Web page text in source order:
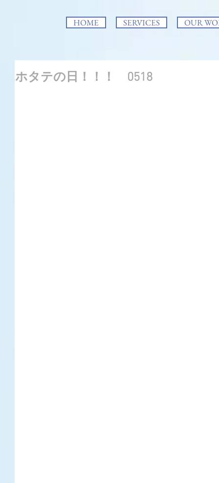
HOME SERVICES OUR
ホタテの日！！！ 0518